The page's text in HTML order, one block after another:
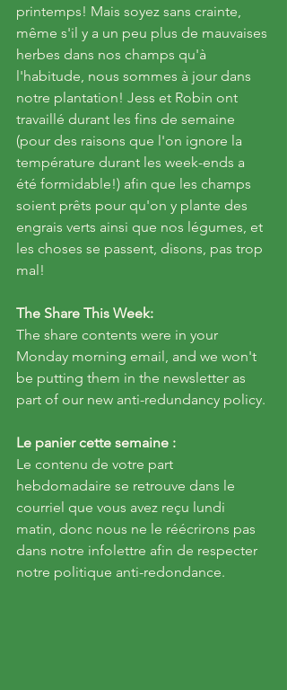
printemps! Mais soyez sans crainte,
même s'il y a un peu plus de mauvaises
herbes dans nos champs qu'à
l'habitude, nous sommes à jour dans
notre plantation! Jess et Robin ont
travaillé durant les fins de semaine
(pour des raisons que l'on ignore la
température durant les week-ends a
été formidable!) afin que les champs
soient prêts pour qu'on y plante des
engrais verts ainsi que nos légumes, et
les choses se passent, disons, pas trop
mal!
The Share This Week:
The share contents were in your
Monday morning email, and we won't
be putting them in the newsletter as
part of our new anti-redundancy policy.
Le panier cette semaine :
Le contenu de votre part
hebdomadaire se retrouve dans le
courriel que vous avez reçu lundi
matin, donc nous ne le réécrirons pas
dans notre infolettre afin de respecter
notre politique anti-redondance.